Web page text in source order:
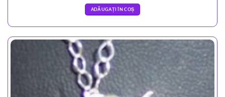
ADĂUGAȚI ÎN COȘ